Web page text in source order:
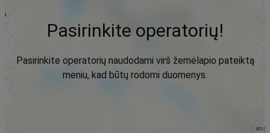
Pasirinkite operatorių!
Pasirinkite operatorių naudodami virš žemėlapio pateiktą
meniu, kad būtų rodomi duomenys.